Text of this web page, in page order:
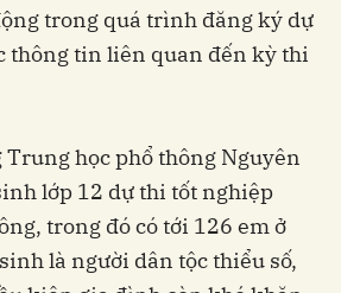
trong quá trình đăng ký dự
thông tin liên quan đến kỳ thi
học phổ thông Nguyên
lớp 12 dự thi tốt nghiệp
trong đó có tới 126 em ở
là người dân tộc thiểu số,